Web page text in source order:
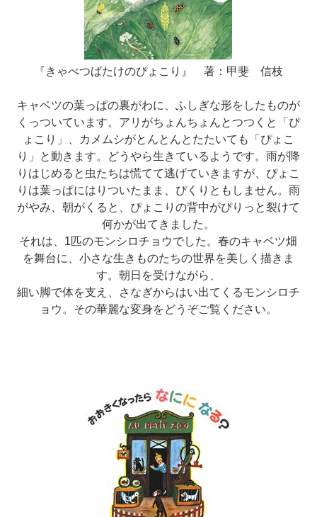
『きゃべつばたけのぴょこり』 著：甲斐 信枝
キャベツの葉っぱの裏がわに、ふしぎな形をしたものが
くっついています。アリがちょんちょんとつつくと「ぴ
ょこり」、カメムシがとんとんとたたいても「ぴょこ
り」と動きます。どうやら生きているようです。雨が降
りはじめると虫たちは慌てて逃げていきますが、ぴょこ
りは葉っぱにはりついたまま、ぴくりともしません。雨
がやみ、朝がくると、ぴょこりの背中がぴりっと裂けて
何かが出てきました。
それは、1匹のモンシロチョウでした。春のキャベツ畑
を舞台に、小さな生きものたちの世界を美しく描きま
す。朝日を受けながら、
細い脚で体を支え、さなぎからはい出てくるモンシロチ
ョウ。その華麗な変身をどうぞご覧ください。